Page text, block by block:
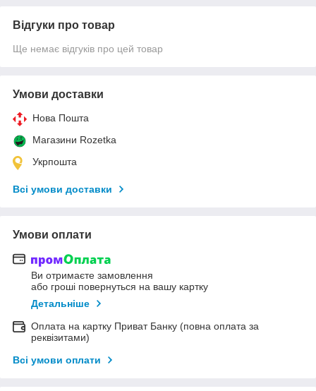
Відгуки про товар
Ще немає відгуків про цей товар
Умови доставки
Нова Пошта
Магазини Rozetka
Укрпошта
Всі умови доставки
Умови оплати
Ви отримаєте замовлення
або гроші повернуться на вашу картку
Детальніше
Оплата на картку Приват Банку (повна оплата за
реквізитами)
Всі умови оплати